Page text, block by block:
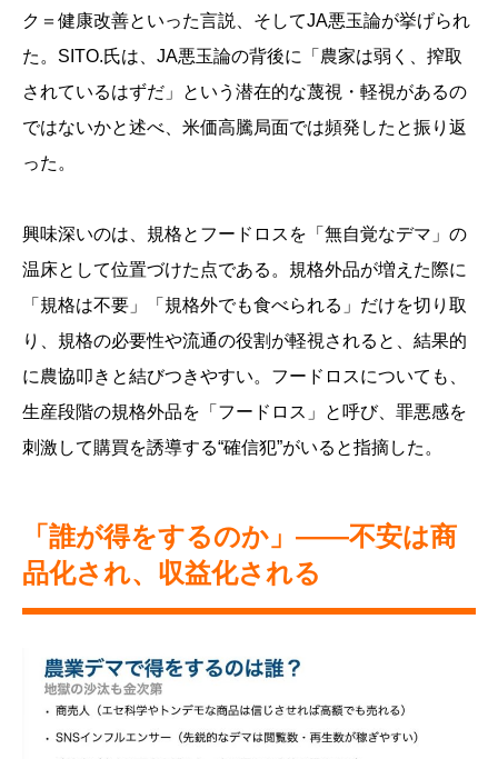
ク＝健康改善といった言説、そしてJA悪玉論が挙げられ
た。SITO.氏は、JA悪玉論の背後に「農家は弱く、搾取
されているはずだ」という潜在的な蔑視・軽視があるの
ではないかと述べ、米価高騰局面では頻発したと振り返
った。
興味深いのは、規格とフードロスを「無自覚なデマ」の
温床として位置づけた点である。規格外品が増えた際に
「規格は不要」「規格外でも食べられる」だけを切り取
り、規格の必要性や流通の役割が軽視されると、結果的
に農協叩きと結びつきやすい。フードロスについても、
生産段階の規格外品を「フードロス」と呼び、罪悪感を
刺激して購買を誘導する“確信犯”がいると指摘した。
「誰が得をするのか」——不安は商
品化され、収益化される